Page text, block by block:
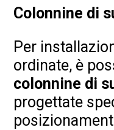
Colonnine di
Per
ordinate, è
colonnine di
progettate